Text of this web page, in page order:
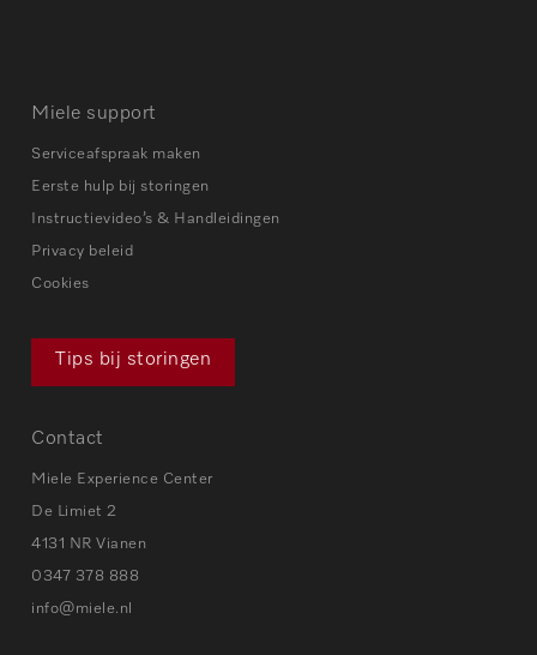
Miele support
Serviceafspraak maken
Eerste hulp bij storingen
Instructievideo’s & Handleidingen
Privacy beleid
Cookies
Tips bij storingen
Contact
Miele Experience Center
De Limiet 2
4131 NR Vianen
0347 378 888
info@miele.nl